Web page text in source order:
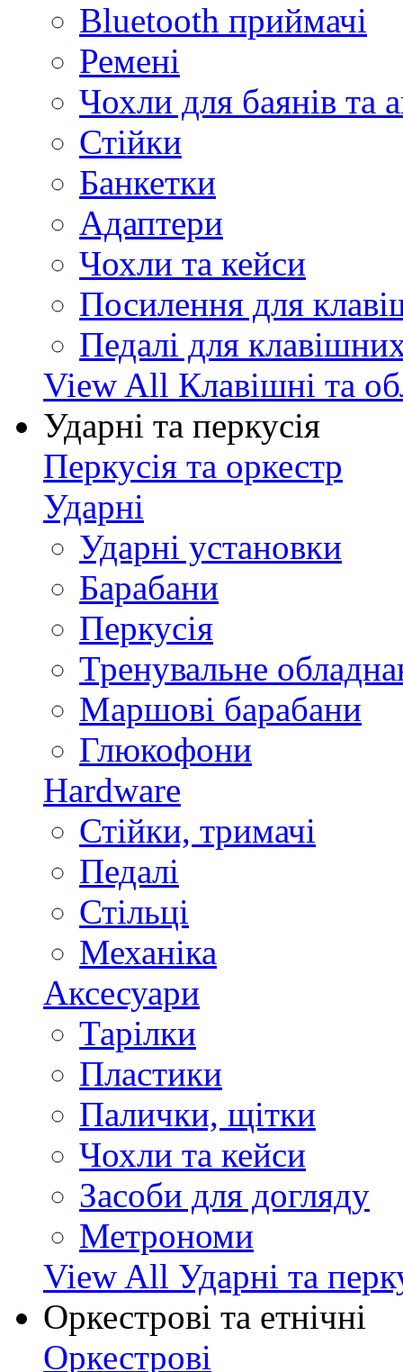
Bluetooth приймачі
Ремені
Чохли для баянів та
Стійки
Банкетки
Адаптери
Чохли та кейси
Посилення для
Педалі для
View All Клавішні та
Ударні та перкусія
Перкусія та оркестр
Ударні
Ударні установки
Барабани
Перкусія
Тренувальне
Маршові барабани
Глюкофони
Hardware
Стійки, тримачі
Педалі
Стільці
Механіка
Аксесуари
Тарілки
Пластики
Палички, щітки
Чохли та кейси
Засоби для догляду
Метрономи
View All Ударні та
Оркестрові та етнічні
Оркестрові